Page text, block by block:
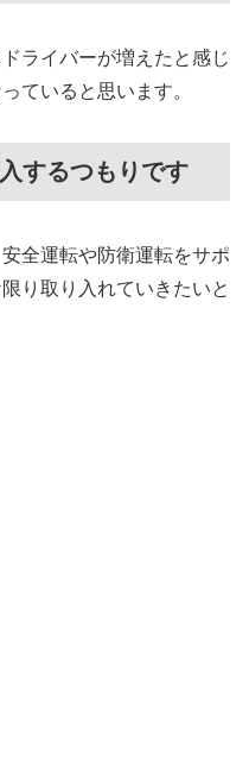
ライバーが増えたと感じ
ていると思います。
するつもりです
全運転や防衛運転をサポ
り取り入れていきたいと